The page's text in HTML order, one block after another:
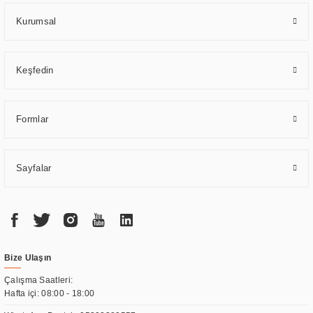
Kurumsal
Keşfedin
Formlar
Sayfalar
Bize Ulaşın
Çalışma Saatleri:
Hafta içi: 08:00 - 18:00